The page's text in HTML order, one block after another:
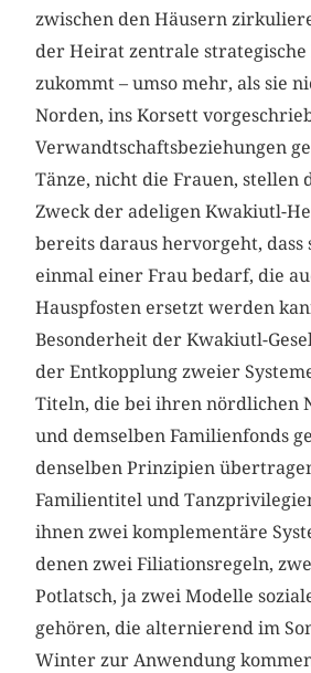
zwischen den Häusern
der Heirat zentrale strategische
zukommt – umso mehr, als sie
Norden, ins Korsett
Verwandtschaftsbeziehungen
Tänze, nicht die Frauen, stellen
Zweck der adeligen Kwakiutl-
bereits daraus hervorgeht, dass
einmal einer Frau bedarf, die
Hauspfosten ersetzt werden
Besonderheit der Kwakiutl-
der Entkopplung zweier
Titeln, die bei ihren nördlichen
und demselben Familienfonds
denselben Prinzipien
Familientitel und
ihnen zwei komplementäre
denen zwei Filiationsregeln,
Potlatsch, ja zwei Modelle
gehören, die alternierend im
Winter zur Anwendung